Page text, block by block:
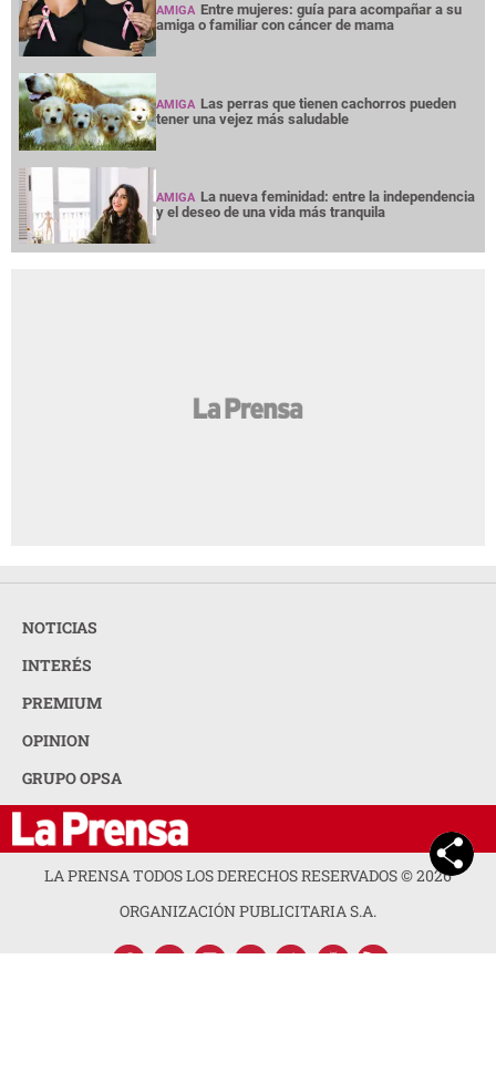
AMIGA Entre mujeres: guía para acompañar a su
amiga o familiar con cáncer de mama
AMIGA Las perras que tienen cachorros pueden
tener una vejez más saludable
AMIGA La nueva feminidad: entre la independencia
y el deseo de una vida más tranquila
NOTICIAS
INTERÉS
PREMIUM
OPINION
GRUPO OPSA
LA PRENSA TODOS LOS DERECHOS RESERVADOS ©2026
ORGANIZACIÓN PUBLICITARIA S.A.